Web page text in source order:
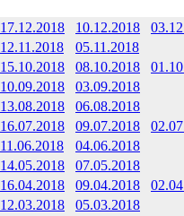
17.12.2018 10.12.2018
12.11.2018
05.11.2018
15.10.2018 08.10.2018
10.09.2018
03.09.2018
13.08.2018
06.08.2018
16.07.2018 09.07.2018
11.06.2018
04.06.2018
14.05.2018
07.05.2018
16.04.2018 09.04.2018
12.03.2018
05.03.2018